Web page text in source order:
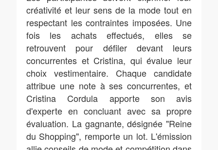
créativité et leur sens de la mode tout en
respectant les contraintes imposées. Une
fois les achats effectués, elles se
retrouvent pour défiler devant leurs
concurrentes et Cristina, qui évalue leur
choix vestimentaire. Chaque candidate
attribue une note à ses concurrentes, et
Cristina Cordula apporte son avis
d'experte en concluant avec sa propre
évaluation. La gagnante, désignée "Reine
du Shopping", remporte un lot. L'émission